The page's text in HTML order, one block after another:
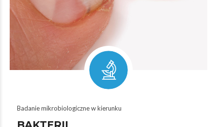
Badanie mikrobiologiczne w kierunku